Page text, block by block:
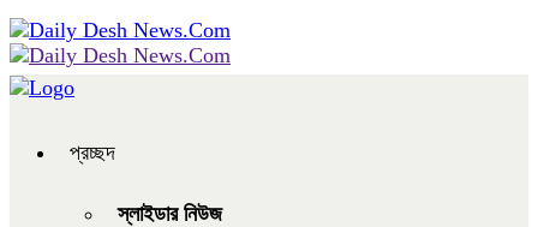
প্রচ্ছদ
স্লাইডার নিউজ